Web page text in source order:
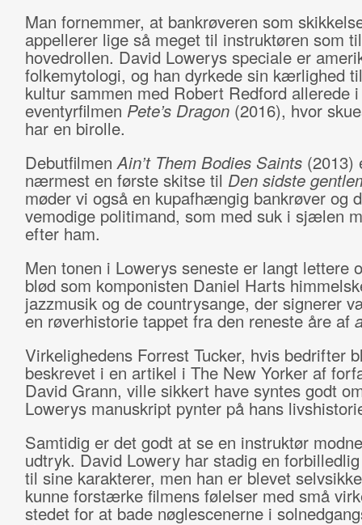
Man fornemmer, at bankrøveren som
appellerer lige så meget til instruktøren som
hovedrollen. David Lowerys speciale er
folkemytologi, og han dyrkede sin kærlighed
kultur sammen med Robert Redford allerede i
eventyrfilmen Pete’s Dragon (2016), hvor
har en birolle.
DebutfilmenAin’t Them Bodies Saints (2013)
nærmest en første skitse til Den sidste
møder vi også en kupafhængig bankrøver og
vemodige politimand, som med suk i sjælen
efter ham.
Men tonen i Lowerys seneste er langt lettere
blød som komponisten Daniel Harts
jazzmusik og de countrysange, der signerer
en røverhistorie tappet fra den reneste åre af
Virkelighedens Forrest Tucker, hvis bedrifter
beskrevet i en artikel i The New Yorker af
David Grann, ville sikkert have syntes godt
Lowerys manuskript pynter på hans
Samtidig er det godt at se en instruktør
udtryk. David Lowery har stadig en
til sine karakterer, men han er blevet
kunne forstærke filmens følelser med små
stedet for at bade nøglescenerne i